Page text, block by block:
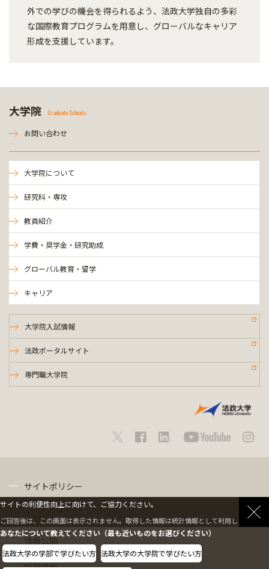
外での学びの機会を得られるよう、法政大学独自の多彩
な国際教育プログラムを用意し、グローバルなキャリア
形成を支援しています。
大学院 Graduate Schools
お問い合わせ
大学院について
研究科・専攻
教員紹介
学費・奨学金・研究助成
グローバル教育・留学
キャリア
大学院入試情報
法政ポータルサイト
専門職大学院
サイトポリシー
情報公開
サイトの利便性向上に向けて、ご協力ください。
ご回答後は、この画面は表示されません。取得した情報は統計情報として利用します。
あなたについて教えてください（最も近いものをお選びください）
法政大学の学部で学びたい方 法政大学の大学院で学びたい方